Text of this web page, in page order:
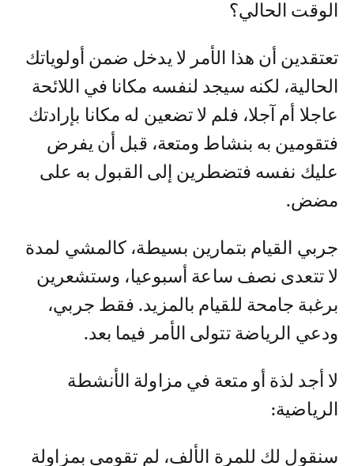
الوقت الحالي؟
تعتقدين أن هذا الأمر لا يدخل ضمن أولوياتك
الحالية، لكنه سيجد لنفسه مكانا في اللائحة
عاجلا أم آجلا، فلم لا تضعين له مكانا بإرادتك
فتقومين به بنشاط ومتعة، قبل أن يفرض
عليك نفسه فتضطرين إلى القبول به على
مضض.
جربي القيام بتمارين بسيطة، كالمشي لمدة
لا تتعدى نصف ساعة أسبوعيا، وستشعرين
برغبة جامحة للقيام بالمزيد. فقط جربي،
ودعي الرياضة تتولى الأمر فيما بعد.
لا أجد لذة أو متعة في مزاولة الأنشطة
الرياضية:
سنقول لك للمرة الألف، لم تقومي بمزاولة